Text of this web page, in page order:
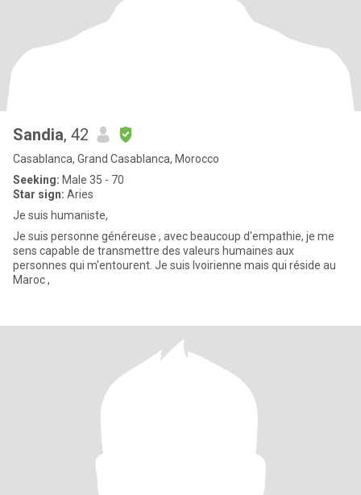
Sandia, 42
Casablanca, Grand Casablanca, Morocco
Seeking: Male 35 - 70
Star sign: Aries
Je suis humaniste,
Je suis personne généreuse , avec beaucoup d'empathie, je me
sens capable de transmettre des valeurs humaines aux
personnes qui m'entourent. Je suis Ivoirienne mais qui réside au
Maroc ,